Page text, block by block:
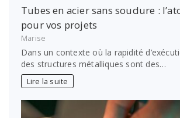
Tubes en acier sans soudure :
pour vos projets
Marise
Dans un contexte où la rapidité
des structures métalliques sont des…
Lire la suite